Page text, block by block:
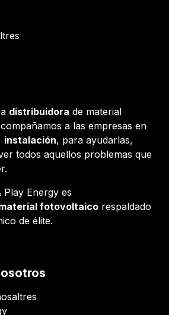
distribuidora de material
a las empresas en
instalación, para ayudarlas,
todos aquellos problemas que
Play Energy es
fotovoltaico respaldado
de élite.